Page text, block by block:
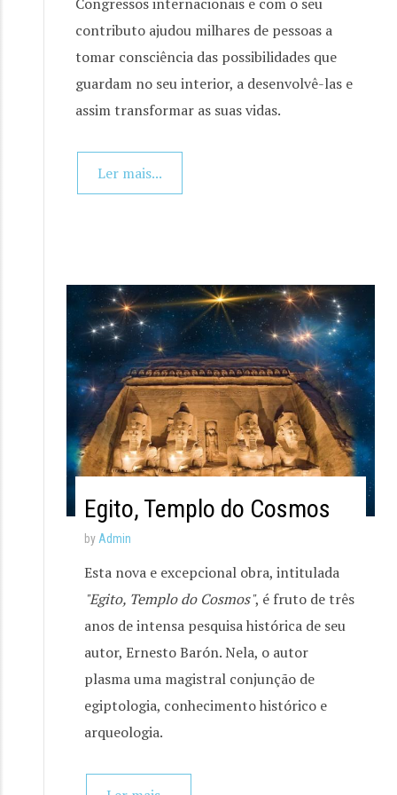
contributo ajudou milhares de pessoas a
tomar consciência das possibilidades que
guardam no seu interior, a desenvolvê-las e
assim transformar as suas vidas.
Ler mais...
Egito, Templo do Cosmos
by Admin
Esta nova e excepcional obra, intitulada
"Egito, Templo do Cosmos", é fruto de três
anos de intensa pesquisa histórica de seu
autor, Ernesto Barón. Nela, o autor
plasma uma magistral conjunção de
egiptologia, conhecimento histórico e
arqueologia.